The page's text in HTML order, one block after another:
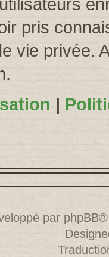
pris
vie privée.
|
par phpBB®